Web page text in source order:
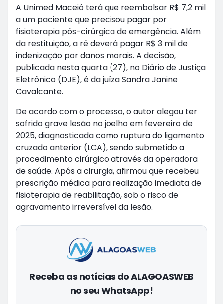
A Unimed Maceió terá que reembolsar R$ 7,2 mil
a um paciente que precisou pagar por
fisioterapia pós-cirúrgica de emergência. Além
da restituição, a ré deverá pagar R$ 3 mil de
indenização por danos morais. A decisão,
publicada nesta quarta (27), no Diário de Justiça
Eletrônico (DJE), é da juíza Sandra Janine
Cavalcante.
De acordo com o processo, o autor alegou ter
sofrido grave lesão no joelho em fevereiro de
2025, diagnosticada como ruptura do ligamento
cruzado anterior (LCA), sendo submetido a
procedimento cirúrgico através da operadora
de saúde. Após a cirurgia, afirmou que recebeu
prescrição médica para realização imediata de
fisioterapia de reabilitação, sob o risco de
agravamento irreversível da lesão.
Receba as notícias do ALAGOASWEB
no seu WhatsApp!